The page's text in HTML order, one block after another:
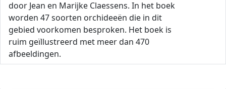
door Jean en Marijke Claessens. In het boek
worden 47 soorten orchideeën die in dit
gebied voorkomen besproken. Het boek is
ruim geïllustreerd met meer dan 470
afbeeldingen.